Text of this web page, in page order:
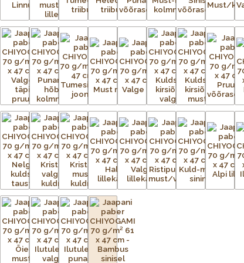
Iga Chiyogami lehe valmistamine on uskumatult töömahukas
tuleb valmistada terve hulk mustriga trükivõrke, mis on terve
iga mustris nähtava värvi kohta.
Aluspaber liimitakse esmalt ajutiselt tasasele pinnale.
metallvõrgud. Metallraami peale pingutatud võrgule kantakse
trükitav kujutis. Trükivalmis raamid seadistatakse trükikarussellile
kinnitatud tootele eraldi. Soovitud kujutis on võrgus avatud,
kaetud. Värvi laialiajamiseks ja üleliigse värvi eemaldamiseks
kinnistub esemele kuivatustunnelis või lihtsalt õhu käes.
eritellimusel, nii et mõnikord ei ole värvid täpselt sellised nagu
pealekandmist paber kuivatatakse. Protsessi korratakse iga
kuni mustrid on täielikult trükitud.